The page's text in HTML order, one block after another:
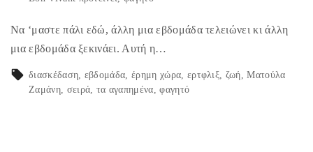
Να ‘μαστε πάλι εδώ, άλλη μια εβδομάδα τελειώνει κι άλλη
μια εβδομάδα ξεκινάει. Αυτή η…
διασκέδαση εβδομάδα έρημη χώρα ερτφλιξ ζωή
Ματούλα
Ζαμάνη
σειρά τα αγαπημένα φαγητό